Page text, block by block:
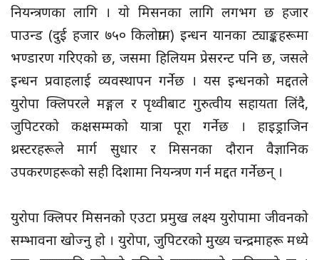
नियन्त्रणका लागि । यो मिसनका लागि लगभग छ हजार
पाउन्ड (दुई हजार ७५० किलोग्राम) इन्धन यानका ट्याङ्कहरूमा
भण्डारण गरिएको छ, जसमा हिलियम प्रेसरन्ट पनि छ, जसले
इन्धन प्रवाहलाई व्यवस्थापन गर्नेछ । यस इन्धनको मद्दतले
युरोपा क्लिपरले मङ्गल र पृथ्वीबाट गुरुत्वीय सहायता लिंदै,
जुपिटरको कक्षसम्मको यात्रा पूरा गर्नेछ । हाइड्राजिन
थ्रस्टरहरूले मार्ग सुधार र मिसनका दौरान वैज्ञानिक
उपकरणहरूको सही दिशामा नियन्त्रण गर्न मद्दत गर्नेछन् ।
युरोपा क्लिपर मिसनको एउटा प्रमुख लक्ष्य युरोपामा जीवनको
सम्भावना खोज्नु हो । युरोपा, जुपिटरको मुख्य चन्द्रमाहरू मध्ये